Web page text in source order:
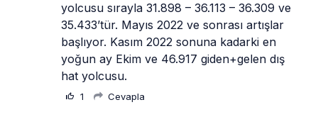
yolcusu sırayla 31.898 – 36.113 – 36.309 ve
35.433’tür. Mayıs 2022 ve sonrası artışlar
başlıyor. Kasım 2022 sonuna kadarki en
yoğun ay Ekim ve 46.917 giden+gelen dış
hat yolcusu.
1 Cevapla